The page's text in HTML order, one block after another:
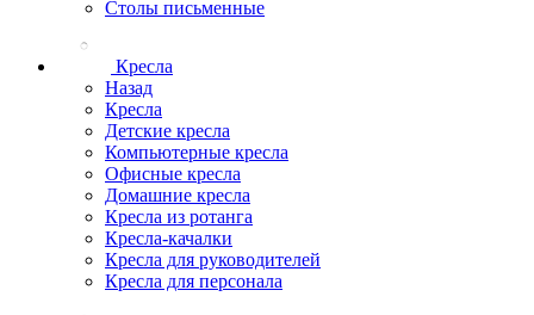
Столы письменные
Кресла
Назад
Кресла
Детские кресла
Компьютерные кресла
Офисные кресла
Домашние кресла
Кресла из ротанга
Кресла-качалки
Кресла для руководителей
Кресла для персонала